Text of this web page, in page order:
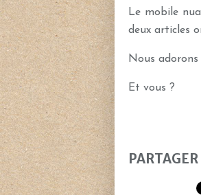
Le mobile
deux articles
Nous
Et vous ?